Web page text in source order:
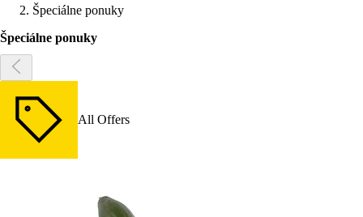
Špeciálne ponuky
Špeciálne ponuky
All Offers